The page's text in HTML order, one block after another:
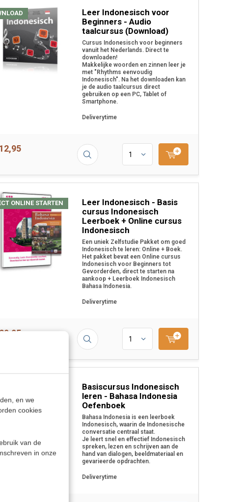
en we
cookies
van de
in onze
Leer Indonesisch voor
Beginners - Audio
taalcursus (Download)
Cursus Indonesisch voor beginners
vanuit het Nederlands. Direct te
downloaden!
Makkelijke woorden en zinnen leer je
met "Rhythms eenvoudig
Indonesisch". Na het downloaden kan
je de audio taalcursus direct
gebruiken op een PC, Tablet of
Smartphone.
Deliverytime
Leer Indonesisch - Basis
cursus Indonesisch
Leerboek + Online cursus
Indonesisch
Een uniek Zelfstudie Pakket om goed
Indonesisch te leren: Online + Boek.
Het pakket bevat een Online cursus
Indonesisch voor Beginners tot
Gevorderden, direct te starten na
aankoop + Leerboek Indonesisch
Bahasa Indonesia.
Deliverytime
ONLINE STARTEN
Basiscursus Indonesisch
leren - Bahasa Indonesia
Oefenboek
Bahasa Indonesia is een leerboek
Indonesisch, waarin de Indonesische
conversatie centraal staat.
Je leert snel en effectief Indonesisch
spreken, lezen en schrijven aan de
hand van dialogen, beeldmateriaal en
gevarieerde opdrachten.
Deliverytime